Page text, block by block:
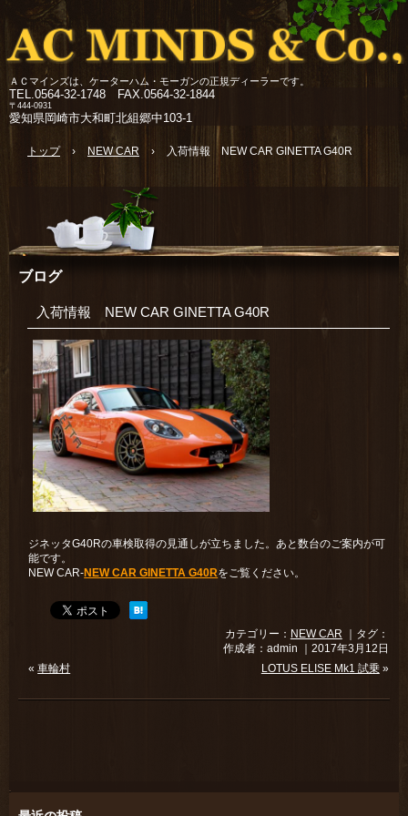
ＡＣマインズは、ケーターハム・モーガンの正規ディーラーです。
TEL.0564-32-1748 FAX.0564-32-1844
〒444-0931
愛知県岡崎市大和町北組郷中103-1
トップ › NEW CAR › 入荷情報 NEW CAR GINETTA G40R
ブログ
入荷情報 NEW CAR GINETTA G40R
ジネッタG40Rの車検取得の見通しが立ちました。あと数台のご案内が可
能です。
NEW CAR-NEW CAR GINETTA G40Rをご覧ください。
カテゴリー： NEW CAR ｜タグ：
作成者：admin ｜2017年3月12日
«車輪村 LOTUS ELISE Mk1 試乗»